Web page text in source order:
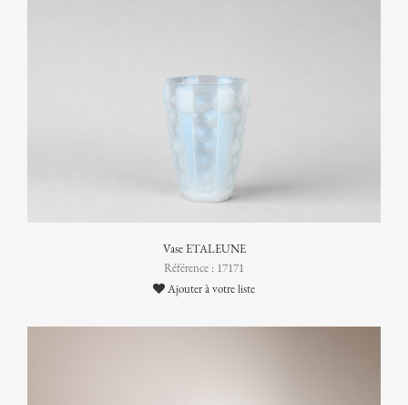
Vase ETALEUNE
Référence : 17171
Ajouter à votre liste